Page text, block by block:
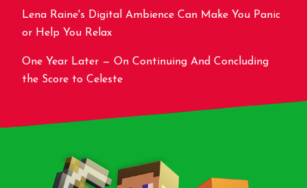
Lena Raine's Digital Ambience Can Make You Panic
or Help You Relax
One Year Later — On Continuing And Concluding
the Score to Celeste